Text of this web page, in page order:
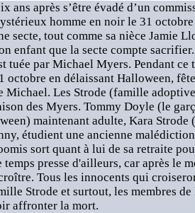
ans après s’être évadé d’un
homme en noir le 31
secte, tout comme sa nièce Jamie
enfant que la secte compte
tuée par Michael Myers. Pendant ce
octobre en délaissant Halloween,
Michael. Les Strode (famille
des Myers. Tommy Doyle (le
maintenant adulte, Kara
étudient une ancienne
sort quant à lui de sa retraite
presse d'ailleurs, car après le
Tous les innocents qui
Strode et surtout, les membres
affronter la mort.